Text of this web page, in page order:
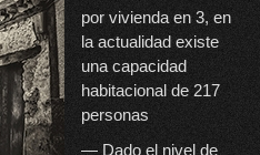
por vivienda en 3, en
la actualidad existe
una capacidad
habitacional de 217
personas
— Dado el nivel de